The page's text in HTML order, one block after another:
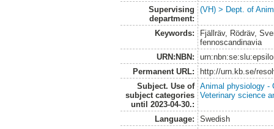
Supervising
department:
(VH) > Dept. of
Keywords:
Fjällräv, Rödräv,
fennoscandinavia
URN:NBN:
Permanent URL:
http://urn.kb.se/
Subject. Use of
subject categories
until 2023-04-30.:
Animal physiology -
Veterinary science
Language:
Swedish